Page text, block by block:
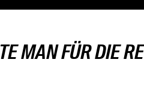
MAN FÜR DIE